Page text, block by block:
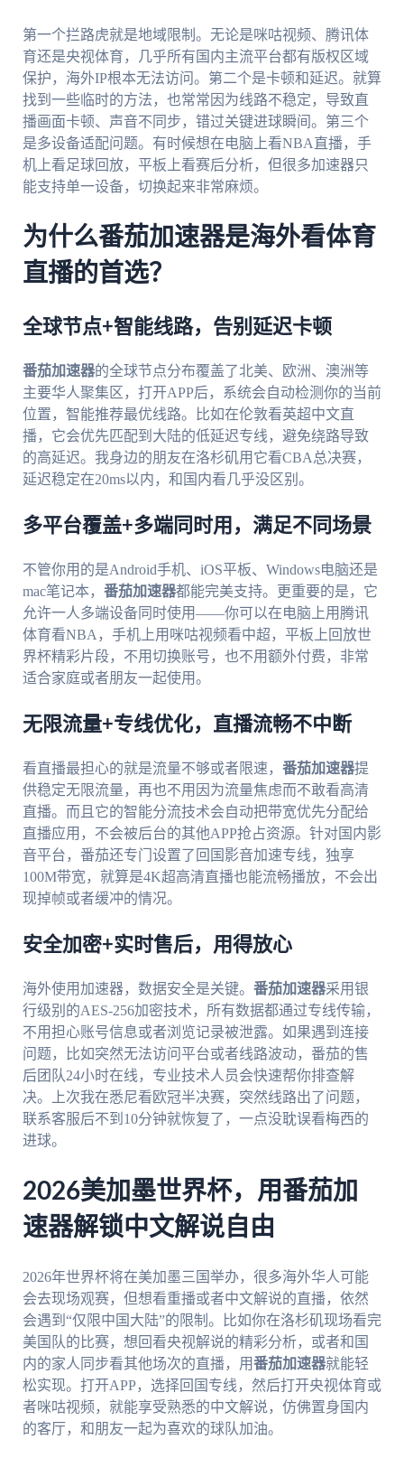
第一个拦路虎就是地域限制。无论是咪咕视频、腾讯体
育还是央视体育，几乎所有国内主流平台都有版权区域
保护，海外IP根本无法访问。第二个是卡顿和延迟。就算
找到一些临时的方法，也常常因为线路不稳定，导致直
播画面卡顿、声音不同步，错过关键进球瞬间。第三个
是多设备适配问题。有时候想在电脑上看NBA直播，手
机上看足球回放，平板上看赛后分析，但很多加速器只
能支持单一设备，切换起来非常麻烦。
为什么番茄加速器是海外看体育
直播的首选？
全球节点+智能线路，告别延迟卡顿
番茄加速器的全球节点分布覆盖了北美、欧洲、澳洲等
主要华人聚集区，打开APP后，系统会自动检测你的当前
位置，智能推荐最优线路。比如在伦敦看英超中文直
播，它会优先匹配到大陆的低延迟专线，避免绕路导致
的高延迟。我身边的朋友在洛杉矶用它看CBA总决赛，
延迟稳定在20ms以内，和国内看几乎没区别。
多平台覆盖+多端同时用，满足不同场景
不管你用的是Android手机、iOS平板、Windows电脑还是
mac笔记本， 番茄加速器都能完美支持。更重要的是，它
允许一人多端设备同时使用——你可以在电脑上用腾讯
体育看NBA，手机上用咪咕视频看中超，平板上回放世
界杯精彩片段，不用切换账号，也不用额外付费，非常
适合家庭或者朋友一起使用。
无限流量+专线优化，直播流畅不中断
看直播最担心的就是流量不够或者限速， 番茄加速器提
供稳定无限流量，再也不用因为流量焦虑而不敢看高清
直播。而且它的智能分流技术会自动把带宽优先分配给
直播应用，不会被后台的其他APP抢占资源。针对国内影
音平台，番茄还专门设置了回国影音加速专线，独享
100M带宽，就算是4K超高清直播也能流畅播放，不会出
现掉帧或者缓冲的情况。
安全加密+实时售后，用得放心
海外使用加速器，数据安全是关键。 番茄加速器采用银
行级别的AES-256加密技术，所有数据都通过专线传输，
不用担心账号信息或者浏览记录被泄露。如果遇到连接
问题，比如突然无法访问平台或者线路波动，番茄的售
后团队24小时在线，专业技术人员会快速帮你排查解
决。上次我在悉尼看欧冠半决赛，突然线路出了问题，
联系客服后不到10分钟就恢复了，一点没耽误看梅西的
进球。
2026美加墨世界杯，用番茄加
速器解锁中文解说自由
2026年世界杯将在美加墨三国举办，很多海外华人可能
会去现场观赛，但想看重播或者中文解说的直播，依然
会遇到“仅限中国大陆”的限制。比如你在洛杉矶现场看完
美国队的比赛，想回看央视解说的精彩分析，或者和国
内的家人同步看其他场次的直播，用番茄加速器就能轻
松实现。打开APP，选择回国专线，然后打开央视体育或
者咪咕视频，就能享受熟悉的中文解说，仿佛置身国内
的客厅，和朋友一起为喜欢的球队加油。